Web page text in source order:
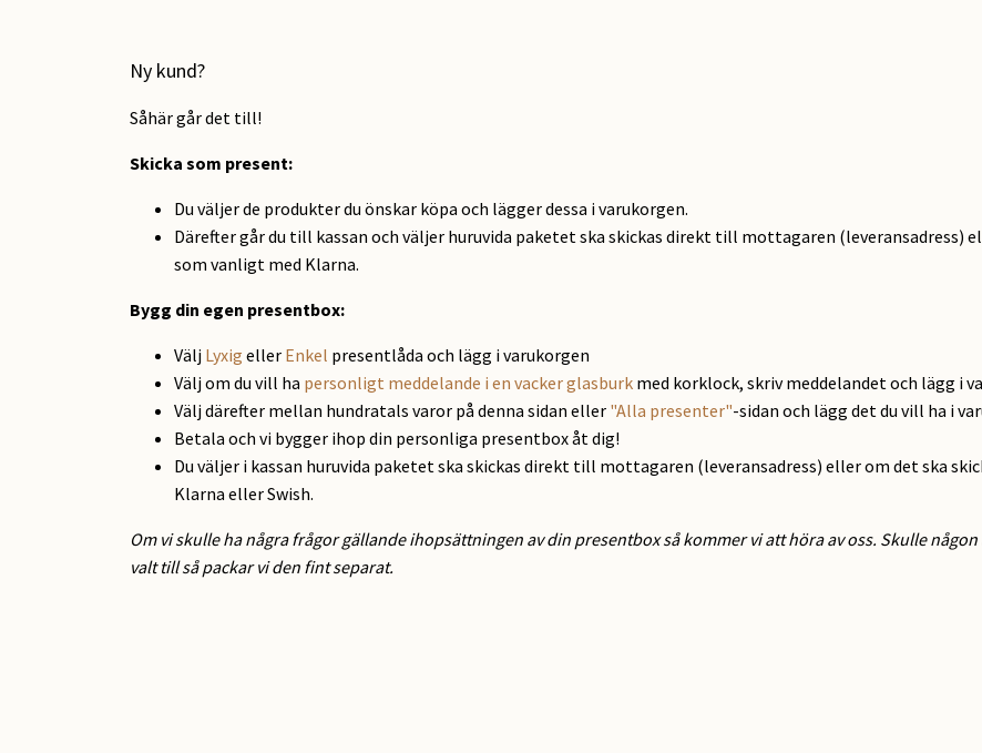
Ny kund?
Såhär går det till!
Skicka som present:
Du väljer de produkter du önskar köpa och lägger dessa i varukorgen.
Därefter går du till kassan och väljer huruvida paketet ska skickas direkt till mottagaren (leveransadress)
som vanligt med Klarna.
Bygg din egen presentbox:
Välj Lyxig eller Enkel presentlåda och lägg i varukorgen
Välj om du vill ha personligt meddelande i en vacker glasburk med korklock, skriv meddelandet och lägg i
Välj därefter mellan hundratals varor på denna sidan eller "Alla presenter"-sidan och lägg det du vill ha i
Betala och vi bygger ihop din personliga presentbox åt dig!
Du väljer i kassan huruvida paketet ska skickas direkt till mottagaren (leveransadress) eller om det ska
Klarna eller Swish.
Om vi skulle ha några frågor gällande ihopsättningen av din presentbox så kommer vi att höra av oss. Skulle
valt till så packar vi den fint separat.